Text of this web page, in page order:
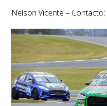
Nelson Vicente – Contacto: